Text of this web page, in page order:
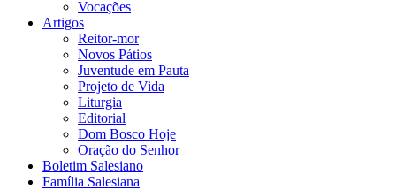
Vocações
Artigos
Reitor-mor
Novos Pátios
Juventude em Pauta
Projeto de Vida
Liturgia
Editorial
Dom Bosco Hoje
Oração do Senhor
Boletim Salesiano
Família Salesiana